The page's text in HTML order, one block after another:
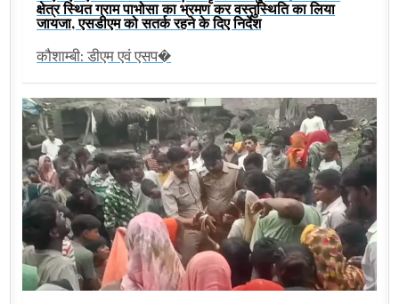
क्षेत्र स्थित ग्राम पाभोसा का भ्रमण कर वस्तुस्थिति का लिया
जायजा, एसडीएम को सतर्क रहने के दिए निर्देश
कौशाम्बी: डीएम एवं एसप�